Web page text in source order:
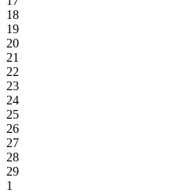
18
19
20
21
22
23
24
25
26
27
28
29
1